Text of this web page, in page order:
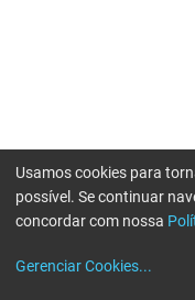
Usamos cookies para
possível. Se continuar
concordar com nossa
Gerenciar Cookies...
Erro ao enviar